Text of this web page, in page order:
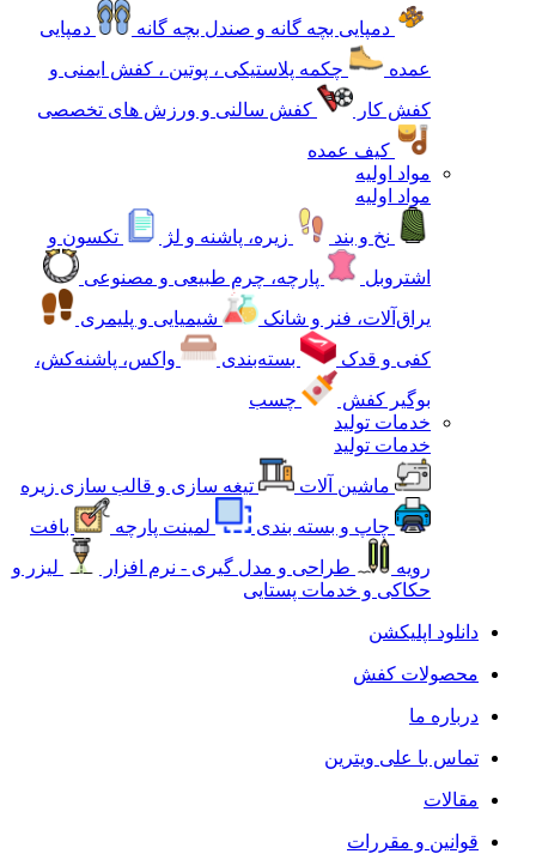
دمپایی بچه گانه و صندل بچه گانه
دمپایی
عمده
چکمه پلاستیکی ، پوتین ، کفش ایمنی و
کفش کار
کفش سالنی و ورزش های تخصصی
کیف عمده
مواد اولیه
مواد اولیه
نخ و بند
زیره، پاشنه و لژ
تکسون و
اشتروبل
پارچه، چرم طبیعی و مصنوعی
یراق‌آلات، فنر و شانک
شیمیایی و پلیمری
کفی و قدک
بسته‌بندی
واکس، پاشنه‌کش،
بوگیر کفش
چسب
خدمات تولید
خدمات تولید
ماشین آلات
تیغه سازی و قالب سازی زیره
چاپ و بسته بندی
لمینت پارچه
بافت
رویه
طراحی و مدل گیری - نرم افزار
لیزر و
حکاکی و خدمات پستایی
دانلود اپلیکشن
محصولات کفش
درباره ما
تماس با علی ویترین
مقالات
قوانین و مقررات